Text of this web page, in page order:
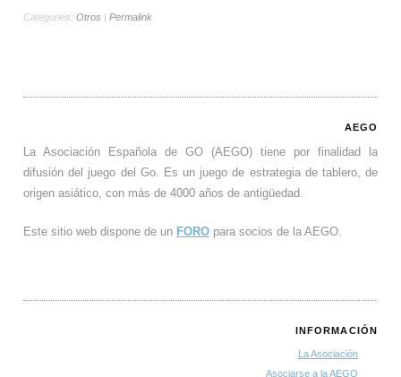
Categories: Otros | Permalink
AEGO
La Asociación Española de GO (AEGO) tiene por finalidad la
difusión del juego del Go. Es un juego de estrategia de tablero, de
origen asiático, con más de 4000 años de antigüedad.
Este sitio web dispone de un FORO para socios de la AEGO.
INFORMACIÓN
La Asociación
Asociarse a la AEGO